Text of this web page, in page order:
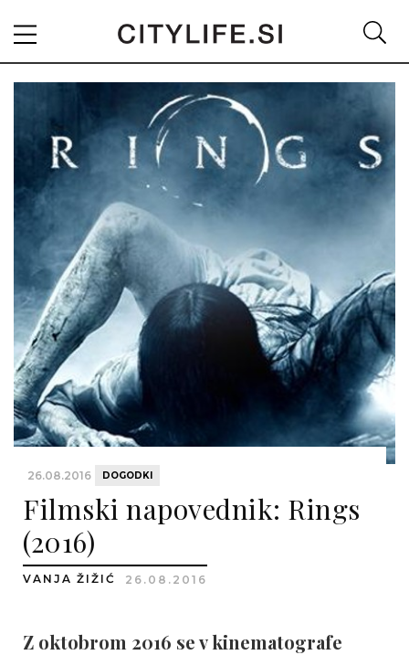
26.08.2016 DOGODKI
Filmski napovednik: Rings
(2016)
VANJA ŽIŽIĆ 26.08.2016
Z oktobrom 2016 se v kinematografe